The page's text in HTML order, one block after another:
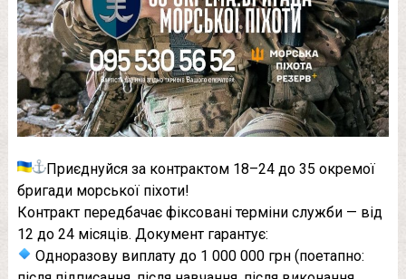
Приєднуйся за контрактом 18–24 до 35 окремої
бригади морської піхоти!
Контракт передбачає фіксовані терміни служби — від
12 до 24 місяців. Документ гарантує:
Одноразову виплату до 1 000 000 грн (поетапно: